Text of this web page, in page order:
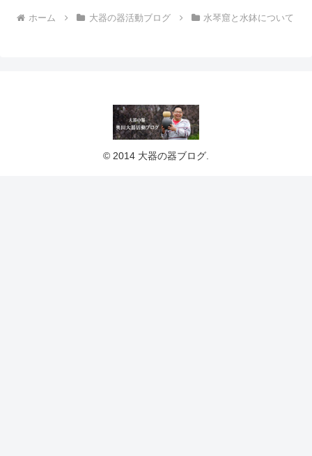
ホーム 大器の器活動ブログ 水琴窟と水鉢について
© 2014 大器の器ブログ.